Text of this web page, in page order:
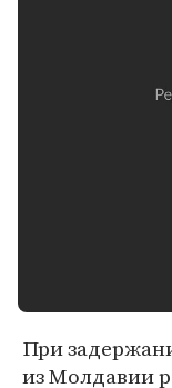
При
из Молдавии